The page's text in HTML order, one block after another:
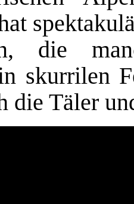
die
skurrilen
die Täler